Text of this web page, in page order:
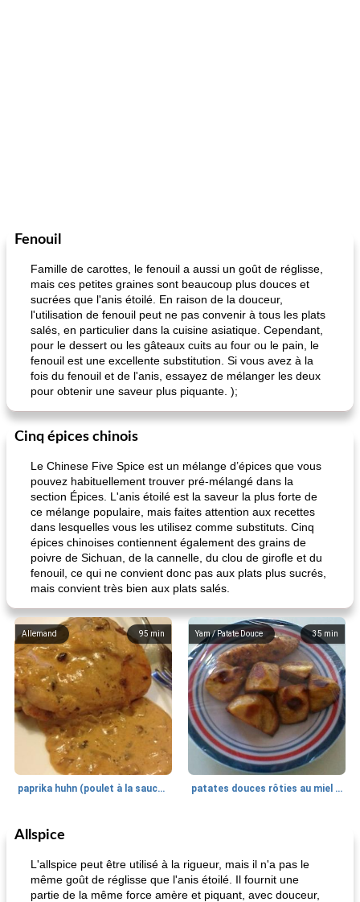
Fenouil
Famille de carottes, le fenouil a aussi un goût de réglisse,
mais ces petites graines sont beaucoup plus douces et
sucrées que l'anis étoilé. En raison de la douceur,
l'utilisation de fenouil peut ne pas convenir à tous les plats
salés, en particulier dans la cuisine asiatique. Cependant,
pour le dessert ou les gâteaux cuits au four ou le pain, le
fenouil est une excellente substitution. Si vous avez à la
fois du fenouil et de l'anis, essayez de mélanger les deux
pour obtenir une saveur plus piquante. );
Cinq épices chinois
Le Chinese Five Spice est un mélange d’épices que vous
pouvez habituellement trouver pré-mélangé dans la
section Épices. L'anis étoilé est la saveur la plus forte de
ce mélange populaire, mais faites attention aux recettes
dans lesquelles vous les utilisez comme substituts. Cinq
épices chinoises contiennent également des grains de
poivre de Sichuan, de la cannelle, du clou de girofle et du
fenouil, ce qui ne convient donc pas aux plats plus sucrés,
mais convient très bien aux plats salés.
95 min
Allemand
paprika huhn (poulet à la sauce paprika).
35 min
Yam / Patate Douce
patates douces rôties au miel / kumara
Petit déjeuner et brunch
Allspice
L'allspice peut être utilisé à la rigueur, mais il n'a pas le
même goût de réglisse que l'anis étoilé. Il fournit une
partie de la même force amère et piquant, avec douceur,